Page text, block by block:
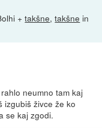
+takšne,takšne in
neumno tam kaj
izgubiš živce že ko
se kaj zgodi.